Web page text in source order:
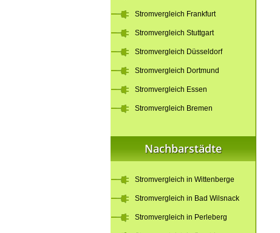
Stromvergleich Frankfurt
Stromvergleich Stuttgart
Stromvergleich Düsseldorf
Stromvergleich Dortmund
Stromvergleich Essen
Stromvergleich Bremen
Nachbarstädte
Stromvergleich in Wittenberge
Stromvergleich in Bad Wilsnack
Stromvergleich in Perleberg